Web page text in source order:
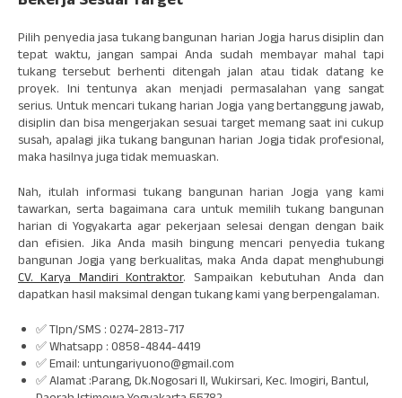
Pilih penyedia jasa tukang bangunan harian Jogja harus disiplin dan
tepat waktu, jangan sampai Anda sudah membayar mahal tapi
tukang tersebut berhenti ditengah jalan atau tidak datang ke
proyek. Ini tentunya akan menjadi permasalahan yang sangat
serius. Untuk mencari tukang harian Jogja yang bertanggung jawab,
disiplin dan bisa mengerjakan sesuai target memang saat ini cukup
susah, apalagi jika tukang bangunan harian Jogja tidak profesional,
maka hasilnya juga tidak memuaskan.
Nah, itulah informasi tukang bangunan harian Jogja yang kami
tawarkan, serta bagaimana cara untuk memilih tukang bangunan
harian di Yogyakarta agar pekerjaan selesai dengan dengan baik
dan efisien. Jika Anda masih bingung mencari penyedia tukang
bangunan Jogja yang berkualitas, maka Anda dapat menghubungi
CV. Karya Mandiri Kontraktor. Sampaikan kebutuhan Anda dan
dapatkan hasil maksimal dengan tukang kami yang berpengalaman.
✅ Tlpn/SMS : 0274-2813-717
✅ Whatsapp : 0858-4844-4419
✅ Email: untungariyuono@gmail.com
✅ Alamat :Parang, Dk.Nogosari II, Wukirsari, Kec. Imogiri, Bantul,